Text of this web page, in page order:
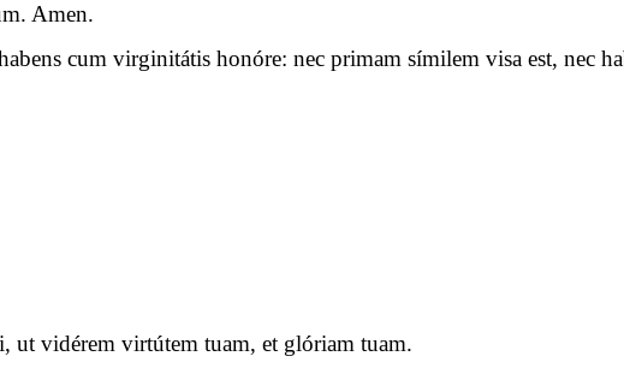
Amen.
cum virginitátis honóre: nec primam símilem visa est, nec
ut vidérem virtútem tuam, et glóriam tuam.